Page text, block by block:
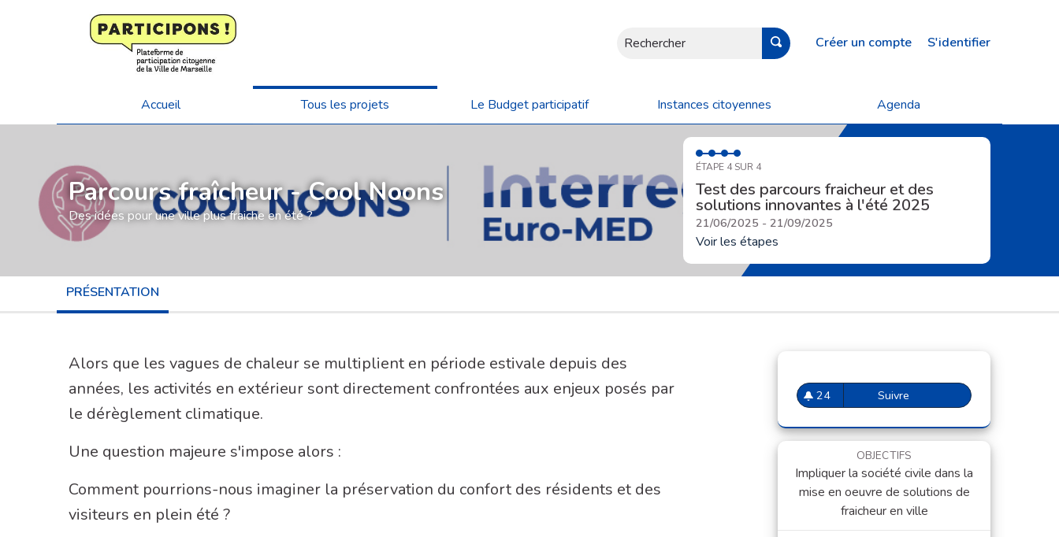
Rechercher Créer un compte S'identifier
Accueil Tous les projets Le Budget participatif Instances citoyennes Agenda
Parcours fraîcheur - Cool Noons
Des idées pour une ville plus fraiche en été ?
ÉTAPE 4 SUR 4
Test des parcours fraicheur et des
solutions innovantes à l'été 2025
21/06/2025 - 21/09/2025
Voir les étapes
PRÉSENTATION
A propos de cette concertation
Alors que les vagues de chaleur se multiplient en période estivale depuis des
années, les activités en extérieur sont directement confrontées aux enjeux posés par
le dérèglement climatique.
Une question majeure s'impose alors :
Comment pourrions-nous imaginer la préservation du confort des résidents et des
visiteurs en plein été ?
24
24 abonnés
Suivre Parcours fraîcheur - Cool
OBJECTIFS
Impliquer la société civile dans la
mise en oeuvre de solutions de
fraicheur en ville